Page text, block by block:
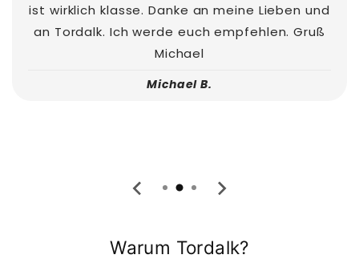
ist wirklich klasse. Danke an meine Lieben und
an Tordalk. Ich werde euch empfehlen. Gruß
Michael
Michael B.
Warum Tordalk?